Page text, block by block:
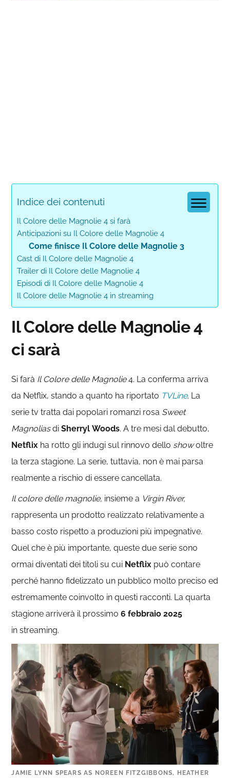
Indice dei contenuti
Il Colore delle Magnolie 4 si farà
Anticipazioni su Il Colore delle Magnolie 4
Come finisce Il Colore delle Magnolie 3
Cast di Il Colore delle Magnolie 4
Trailer di Il Colore delle Magnolie 4
Episodi di Il Colore delle Magnolie 4
Il Colore delle Magnolie 4 in streaming
Il Colore delle Magnolie 4
ci sarà
Si farà Il Colore delle Magnolie4. La conferma arriva
da Netflix, stando a quanto ha riportato TVLine. La
serie tv tratta dai popolari romanzi rosa Sweet
MagnoliasdiSherryl Woods. A tre mesi dal debutto,
Netflix ha rotto gli indugi sul rinnovo dello showoltre
la terza stagione. La serie, tuttavia, non è mai parsa
realmente a rischio di essere cancellata.
Il colore delle magnolie, insieme a Virgin River,
rappresenta un prodotto realizzato relativamente a
basso costo rispetto a produzioni più impegnative.
Quel che è più importante, queste due serie sono
ormai diventati dei titoli su cui Netflix può contare
perché hanno fidelizzato un pubblico molto preciso ed
estremamente coinvolto in questi racconti. La quarta
stagione arriverà il prossimo6 febbraio 2025
in streaming.
JAMIE LYNN SPEARS AS NOREEN FITZGIBBONS, HEATHER